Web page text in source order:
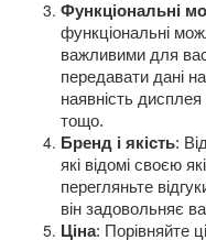
Функціональні
функціональні
важливими для
передавати дані
наявність
тощо.
Бренд і якість:
які відомі своєю
перегляньте
він задовольняє
Ціна: Порівняйте